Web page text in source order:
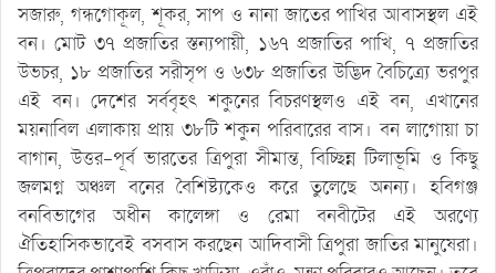
সজারু, গন্ধগোকূল, শূকর, সাপ ও নানা জাতের পাখির আবাসস্থল এই
বন। মোট ৩৭ প্রজাতির স্তন্যপায়ী, ১৬৭ প্রজাতির পাখি, ৭ প্রজাতির
উভচর, ১৮ প্রজাতির সরীসৃপ ও ৬৩৮ প্রজাতির উদ্ভিদ বৈচিত্র্যে ভরপুর
এই বন। দেশের সর্ববৃহৎ শকুনের বিচরণস্থলও এই বন, এখানের
ময়নাবিল এলাকায় প্রায় ৩৮টি শকুন পরিবারের বাস। বন লাগোয়া চা
বাগান, উত্তর-পূর্ব ভারতের ত্রিপুরা সীমান্ত, বিচ্ছিন্ন টিলাভূমি ও কিছু
জলমগ্ন অঞ্চল বনের বৈশিষ্ট্যকেও করে তুলেছে অনন্য। হবিগঞ্জ
বনবিভাগের অধীন কালেঙ্গা ও রেমা বনবীটের এই অরণ্যে
ঐতিহাসিকভাবেই বসবাস করছেন আদিবাসী ত্রিপুরা জাতির মানুষেরা।